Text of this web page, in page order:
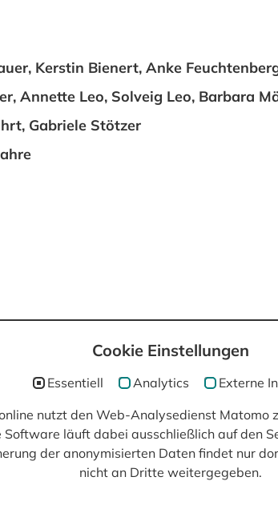
Kerstin Bienert, Anke
Annette Leo, Solveig Leo, Barbara
Gabriele Stötzer
post(at)filmisch.online
Cookie Einstellungen
Essentiell Analytics Externe
nutzt den Web-Analysedienst Matomo
Software läuft dabei ausschließlich auf den
der anonymisierten Daten findet nur
nicht an Dritte weitergegeben.